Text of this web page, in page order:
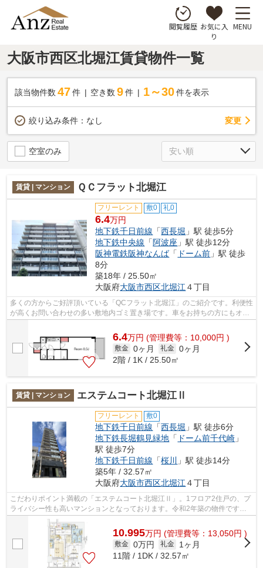
閲覧履歴 お気に入
り
MENU
大阪市西区北堀江賃貸物件一覧
該当物件数 47件 空き数 9 件 1～30 件を表示
絞り込み条件： なし 変更
空室のみ
賃貸 | マンション ＱＣフラット北堀江
フリーレント 敷0 礼0
6.4万円
地下鉄千日前線 「西長堀 」駅 徒歩5分
地下鉄中央線 「 阿波座 」駅 徒歩12分
阪神電鉄阪神なんば「 ドーム前 」駅 徒歩
8分
築18年 / 25.50㎡
大阪府大阪市西区北堀江４丁目
多くの方からご好評頂いている「QCフラット北堀江」のご紹介です。利便性
が高くお問い合わせの多い敷地内ゴミ置き場です。車をお持ちの方にもオス
6.4万円 (管理費等：10,000円 )
敷金 0ヶ月 礼金 0ヶ月
2階 / 1K / 25.50㎡
賃貸 | マンション エステムコート北堀江Ⅱ
フリーレント 敷0
地下鉄千日前線 「西長堀 」駅 徒歩6分
地下鉄長堀鶴見緑地 「 ドーム前千代崎 」
駅 徒歩7分
地下鉄千日前線 「桜川
」駅 徒歩14分
築5年 / 32.57㎡
大阪府大阪市西区北堀江 ４丁目
こだわりポイント満載の「エステムコート北堀江Ⅱ」。1フロア2住戸の、プ
ライバシー性も高いマンションとなっております。令和2年築の物件です。
駅まで徒歩6分なので、アクセスの良い物...
10.995万円 (管理費等：13,050円 )
敷金 0万円 礼金
1ヶ月
11階 / 1DK / 32.57㎡